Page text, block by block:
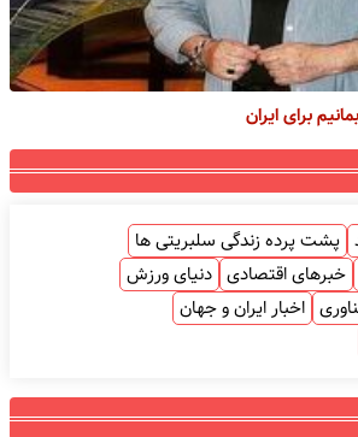
برای ایران
پشت پرده زندگی سلبریتی ها
خبرهای اقتصادی دنیای ورزش
اخبار ایران و جهان